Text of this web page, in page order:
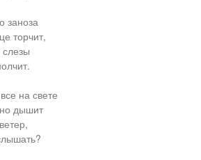
заноза
торчит,
на свете
но дышит